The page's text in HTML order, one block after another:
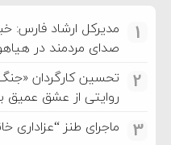
1
مدیرکل ارشاد فارس:
صدای مردمند در
2
تحسین کارگردان
روایتی از عشق عمیق
3 ماجرای طنز “عزاداری